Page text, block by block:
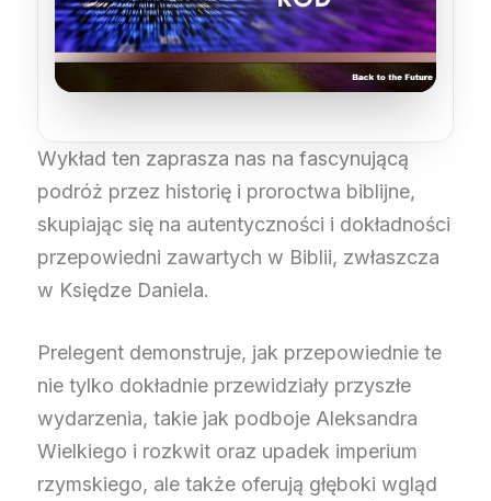
Wykład ten zaprasza nas na fascynującą
podróż przez historię i proroctwa biblijne,
skupiając się na autentyczności i dokładności
przepowiedni zawartych w Biblii, zwłaszcza
w Księdze Daniela.
Prelegent demonstruje, jak przepowiednie te
nie tylko dokładnie przewidziały przyszłe
wydarzenia, takie jak podboje Aleksandra
Wielkiego i rozkwit oraz upadek imperium
rzymskiego, ale także oferują głęboki wgląd